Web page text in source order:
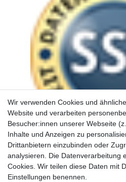
Wir verwenden Cookies und
Website und verarbeiten
Besucher:innen unserer Webseite
Inhalte und Anzeigen zu
Drittanbietern einzubinden oder
analysieren. Die Datenverarbeitung
Cookies. Wir teilen diese Daten mit
Einstellungen benennen.